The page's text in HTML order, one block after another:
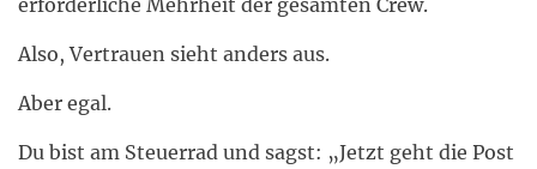
erforderliche Mehrheit der gesamten Crew.
Also, Vertrauen sieht anders aus.
Aber egal.
Du bist am Steuerrad und sagst: „Jetzt geht die Post